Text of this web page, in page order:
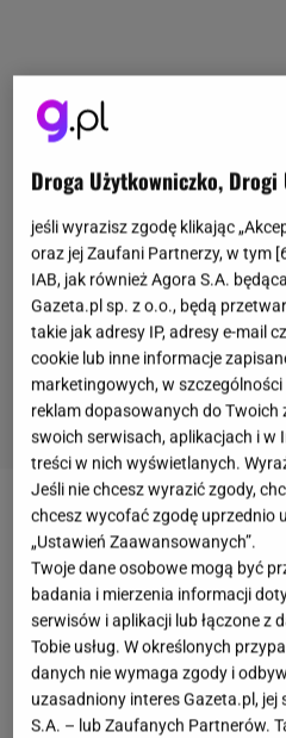
Nie trzeba planować
że naprawdę wyjechało się
jednym z tych polskich
bez pośpiechu. Można
przejść się starówką, zjeść
Wisłę i wrócić z
sens. A jeśli ktoś myśli, że
Droga Użytkowniczko,
jeśli wyrazisz zgodę klikając
oraz jej Zaufani Partnerzy, w tym [
IAB, jak również Agora S.A.
Gazeta.pl sp. z o.o., będą
takie jak adresy IP, adresy e-mail
cookie lub inne informacje
marketingowych, w
reklam dopasowanych do Twoich
swoich serwisach, aplikacjach i w
treści w nich wyświetlanych.
Jeśli nie chcesz wyrazić zgody,
chcesz wycofać zgodę uprzednio
„Ustawień Zaawansowanych”.
Twoje dane osobowe mogą być
badania i mierzenia informacji
serwisów i aplikacji lub łączone z
Tobie usług. W określonych
danych nie wymaga zgody i
uzasadniony interes Gazeta.pl, jej
S.A. – lub Zaufanych Partnerów.